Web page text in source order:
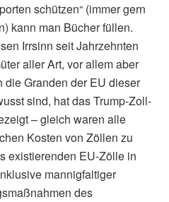
schützen“ (immer gern
kann man Bücher füllen.
Irrsinn seit Jahrzehnten
aller Art, vor allem aber
die Granden der EU dieser
sind, hat das Trump-Zoll-
– gleich waren alle
Kosten von Zöllen zu
existierenden EU-Zölle in
mannigfaltiger
des